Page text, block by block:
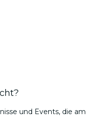
und Events, die am